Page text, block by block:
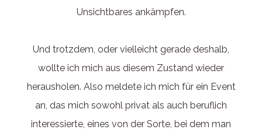
Unsichtbares ankämpfen.
Und trotzdem, oder vielleicht gerade deshalb,
wollte ich mich aus diesem Zustand wieder
herausholen. Also meldete ich mich für ein Event
an, das mich sowohl privat als auch beruflich
interessierte, eines von der Sorte, bei dem man